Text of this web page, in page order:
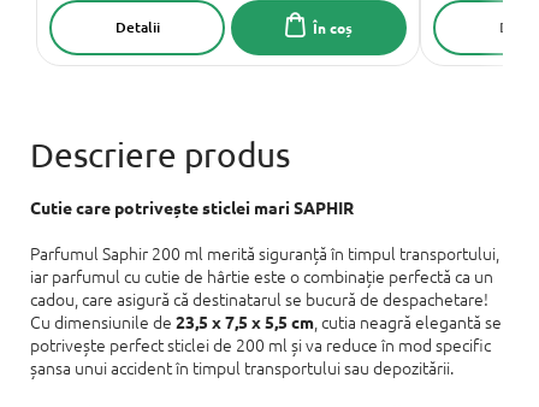
În coș
Detalii
Cutie care potrivește sticlei mari SAPHIR
Parfumul Saphir 200 ml merită siguranță în timpul transportului,
iar parfumul cu cutie de hârtie este o combinație perfectă ca un
cadou, care asigură că destinatarul se bucură de despachetare!
Cu dimensiunile de 23,5 x 7,5 x 5,5 cm , cutia neagră elegantă se
potrivește perfect sticlei de 200 ml și va reduce în mod specific
șansa unui accident în timpul transportului sau depozitării.